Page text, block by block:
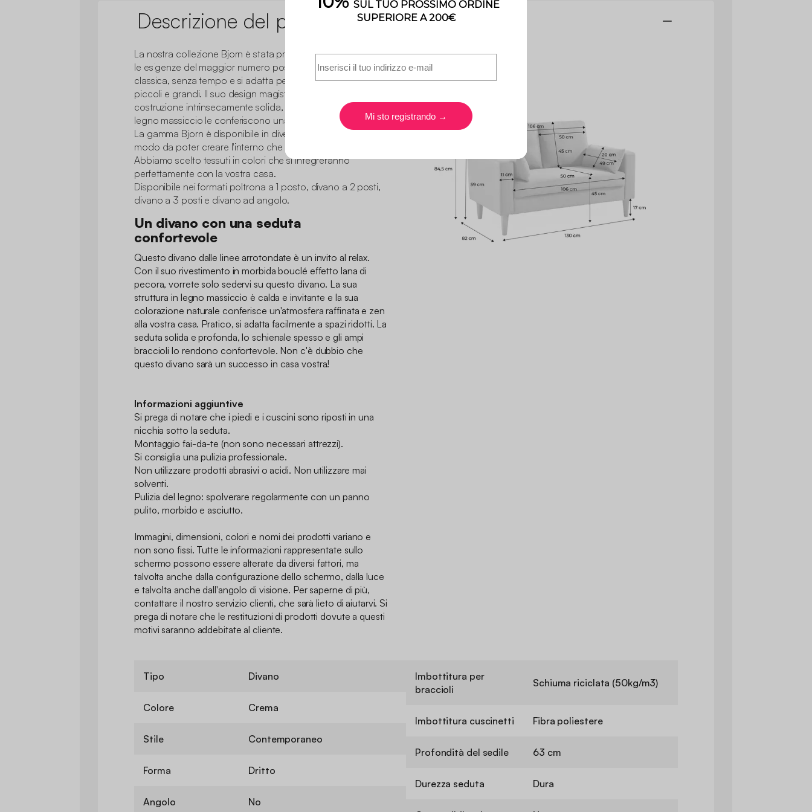
Descrizione del prodotto
La nostra collezione Bjorn è stata progettata per soddisfare
le esigenze del maggior numero possibile di persone. È
classica, senza tempo e si adatta perfettamente a spazi
piccoli e grandi. Il suo design magistrale rende la sua
costruzione intrinsecamente solida, mentre le gambe in
legno massiccio le conferiscono una sensazione di calore.
La gamma Bjorn è disponibile in diverse dimensioni, in
modo da poter creare l'interno che desiderate.
Abbiamo scelto tessuti in colori che si integreranno
perfettamente con la vostra casa.
Disponibile nei formati poltrona a 1 posto, divano a 2 posti,
divano a 3 posti e divano ad angolo.
Un divano con una seduta
confortevole
Questo divano dalle linee arrotondate è un invito al relax.
Con il suo rivestimento in morbida bouclé effetto lana di
pecora, vorrete solo sedervi su questo divano. La sua
struttura in legno massiccio è calda e invitante e la sua
colorazione naturale conferisce un'atmosfera raffinata e zen
alla vostra casa. Pratico, si adatta facilmente a spazi ridotti. La
seduta solida e profonda, lo schienale spesso e gli ampi
braccioli lo rendono confortevole. Non c'è dubbio che
questo divano sarà un successo in casa vostra!
Informazioni aggiuntive
Si prega di notare che i piedi e i cuscini sono riposti in una
nicchia sotto la seduta.
Montaggio fai-da-te (non sono necessari attrezzi).
Si consiglia una pulizia professionale.
Non utilizzare prodotti abrasivi o acidi. Non utilizzare mai
solventi.
Pulizia del legno: spolverare regolarmente con un panno
pulito, morbido e asciutto.
Immagini, dimensioni, colori e nomi dei prodotti variano e
non sono fissi. Tutte le informazioni rappresentate sullo
schermo possono essere alterate da diversi fattori, ma
talvolta anche dalla configurazione dello schermo, dalla luce
e talvolta anche dall'angolo di visione. Per saperne di più,
contattare il nostro servizio clienti, che sarà lieto di aiutarvi. Si
prega di notare che le restituzioni di prodotti dovute a questi
motivi saranno addebitate al cliente.
Tipo Divano
Colore Crema
Stile Contemporaneo
Forma Dritto
Angolo No
Imbottitura per
braccioli
Schiuma riciclata (50kg/m3)
Imbottitura cuscinetti Fibra poliestere
Profondità del sedile 63 cm
Durezza seduta Dura